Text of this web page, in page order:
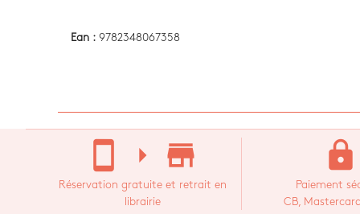
Ean : 9782348067358
stay_current_portrait arrow_right store_mall_directory
Réservation gratuite et retrait en
librairie
lock
Paiement
CB,